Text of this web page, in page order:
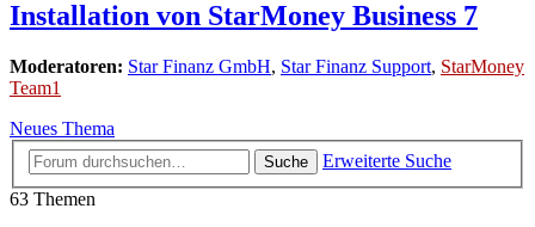
Installation von StarMoney Business 7
Moderatoren: Star Finanz GmbH, Star Finanz Support, StarMoney
Team1
Neues Thema
Suche
Erweiterte Suche
63 Themen